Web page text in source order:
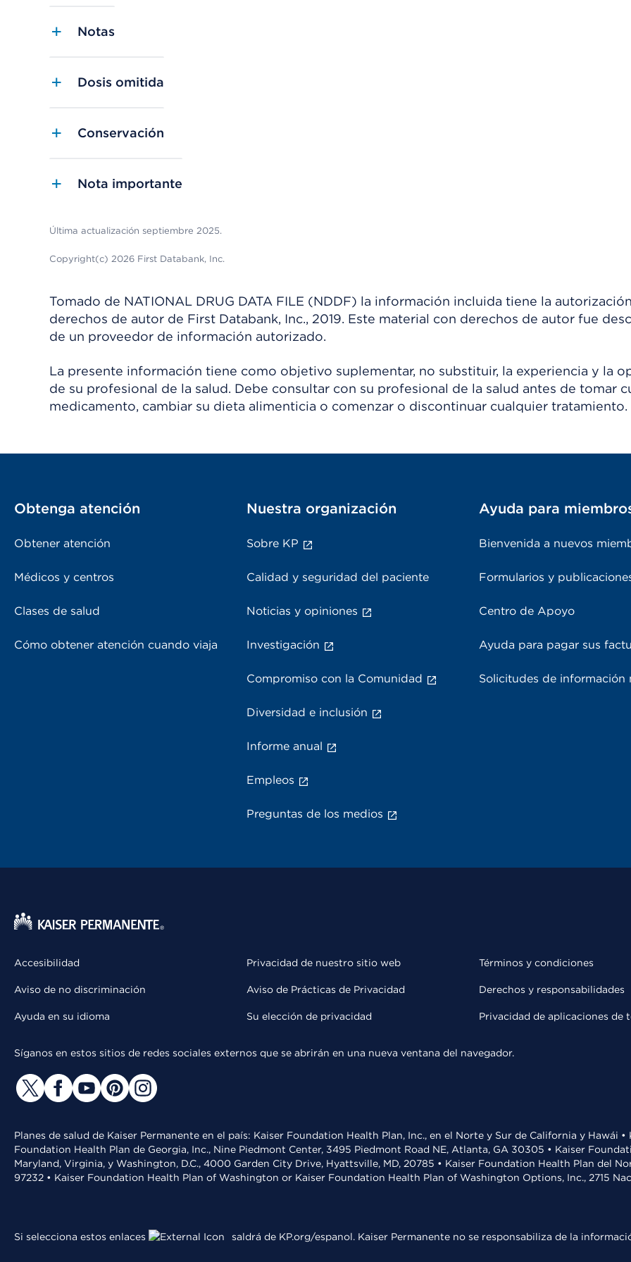
Notas
Dosis omitida
Conservación
Nota importante
Última actualización septiembre 2025.
Copyright(c) 2026 First Databank, Inc.
Tomado de NATIONAL DRUG DATA FILE (NDDF) la información incluida tiene la
derechos de autor de First Databank, Inc., 2019. Este material con derechos de autor fue
de un proveedor de información autorizado.
La presente información tiene como objetivo suplementar, no substituir, la experiencia y la
de su profesional de la salud. Debe consultar con su profesional de la salud antes de tomar
medicamento, cambiar su dieta alimenticia o comenzar o discontinuar cualquier tratamiento.
Obtenga atención
Obtener atención
Médicos y centros
Clases de salud
Cómo obtener atención cuando viaja
Nuestra organización
Sobre KP
Calidad y seguridad del paciente
Noticias y opiniones
Investigación
Compromiso con la Comunidad
Diversidad e inclusión
Informe anual
Empleos
Preguntas de los medios
Ayuda para
Bienvenida a nuevos
Formularios y
Centro de Apoyo
Ayuda para pagar sus
Solicitudes de información
Accesibilidad
Aviso de no discriminación
Ayuda en su idioma
Privacidad de nuestro sitio web
Aviso de Prácticas de Privacidad
Su elección de privacidad
Términos y condiciones
Derechos y responsabilidades
Privacidad de aplicaciones de
Síganos en estos sitios de redes sociales externos que se abrirán en una nueva ventana del navegador.
Planes de salud de Kaiser Permanente en el país: Kaiser Foundation Health Plan, Inc., en el Norte y Sur de California y Hawái
Foundation Health Plan de Georgia, Inc., Nine Piedmont Center, 3495 Piedmont Road NE, Atlanta, GA 30305 • Kaiser
Maryland, Virginia, y Washington, D.C., 4000 Garden City Drive, Hyattsville, MD, 20785 • Kaiser Foundation Health Plan del
97232 • Kaiser Foundation Health Plan of Washington or Kaiser Foundation Health Plan of Washington Options, Inc., 2715
Si selecciona estos enlaces saldrá de KP.org/espanol. Kaiser Permanente no se responsabiliza de la